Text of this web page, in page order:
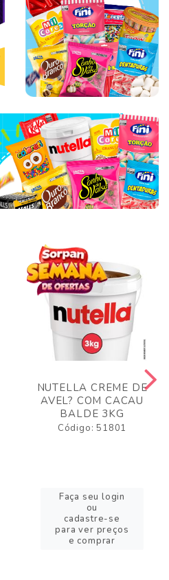
NUTELLA CREME DE
AVEL? COM CACAU
BALDE 3KG
Código: 51801
Faça seu login
ou
cadastre-se
para ver preços
e comprar